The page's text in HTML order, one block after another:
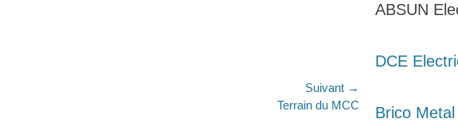
Suivant →
Terrain du MCC
ABSUN
DCE
Brico